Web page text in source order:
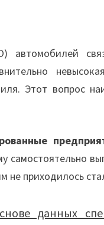
автомобилей
Этот вопрос
самостоятельно
не приходилось
данных